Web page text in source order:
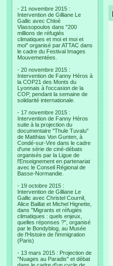
- 21 novembre 2015 :
Intervention de Gilliane Le
Gallic avec Chloé
Vlassopoulos dans "200
millions de réfugiés
climatiques et moi et moi et
moi" organisé par ATTAC dans
le cadre du Festival Images
Mouvementées.
- 20 novembre 2015 :
Intervention de Fanny Héros à
la COP21 des Monts du
Lyonnais à l'occasion de la
COP, pendant la semaine de
solidarité internationale.
- 17 novembre 2015 :
Intervention de Fanny Héros
suite à la projection du
documentaire "Thule Tuvalu"
de Matthias Von Gunten, à
Condé-sur-Vire dans le cadre
d'une série de ciné-débats
organisés par la Ligue de
l'Enseignement en partenariat
avec le Conseil Régional de
Basse-Normandie.
- 19 octobre 2015 :
Intervention de Gilliane Le
Gallic avec Christel Cournil,
Alice Baillat et Michel Hignette,
dans "Migrants et réfugiés
climatiques : quels enjeux,
quelles réponses ?", organisé
par le Bondyblog, au Musée
de l'Histoire de l'immigration
(Paris)
- 13 mars 2015 : Projection de
"Nuages au Paradis" et débat